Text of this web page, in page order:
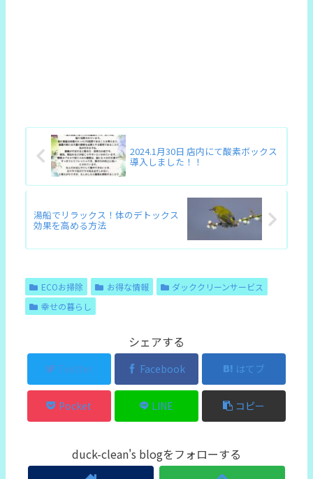
2024.1月30日 店内にて酸素ボックス
導入しました！！
湯船でリラックス！体のデトックス
効果を高める方法
ECOお掃除 お得な情報
ダッククリーンサービス
幸せの暮らし
シェアする
Twitter Facebook はてブ
Pocket LINE コピー
duck-clean's blogをフォローする